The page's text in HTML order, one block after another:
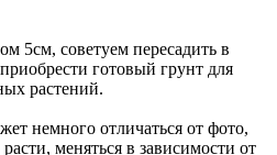
5см, советуем пересадить в
готовый грунт для
растений.
немного отличаться от фото,
меняться в зависимости от